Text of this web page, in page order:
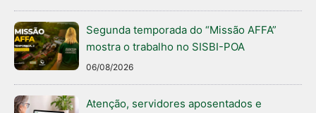
Segunda temporada do “Missão AFFA”
mostra o trabalho no SISBI-POA
06/08/2026
Atenção, servidores aposentados e